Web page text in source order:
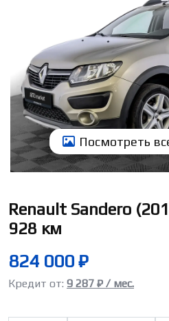
Посмотреть
Renault Sandero
928 км
824 000 ₽
Кредит от: 9 287 ₽ / мес.